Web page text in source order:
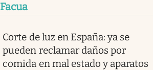
Facua
Corte de luz en España: ya se
pueden reclamar daños por
comida en mal estado y aparatos